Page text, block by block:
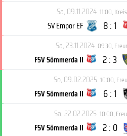
Sa, 09.11.2024 11:00,
SV Empor EF 8 : 1
Sa, 23.11.2024 09:30,
FSV Sömmerda II 2 : 3
So, 09.02.2025 10:00,
FSV Sömmerda II 6 : 1
Sa, 22.02.2025 10:00,
FSV Sömmerda II 2 : 0